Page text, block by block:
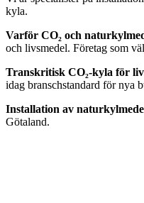
kyla.
Varför CO₂ och
och livsmedel. Företag som
Transkritisk CO₂-kyla för
idag branschstandard för nya
Installation av
Götaland.